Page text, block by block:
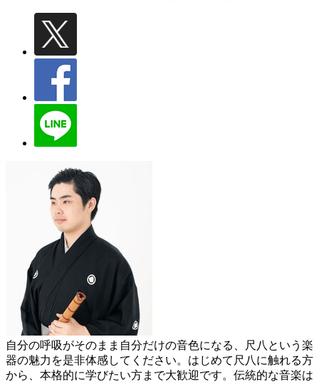
自分の呼吸がそのまま自分だけの音色になる、尺八という楽
器の魅力を是非体感してください。はじめて尺八に触れる方
から、本格的に学びたい方まで大歓迎です。伝統的な音楽は